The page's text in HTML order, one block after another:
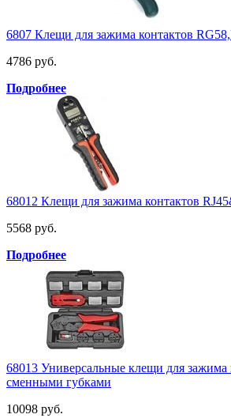
6807 Клещи для зажима контактов
4786 руб.
Подробнее
68012 Клещи для зажима контактов
5568 руб.
Подробнее
68013 Универсальные клещи для зажима
сменными губками
10098 руб.